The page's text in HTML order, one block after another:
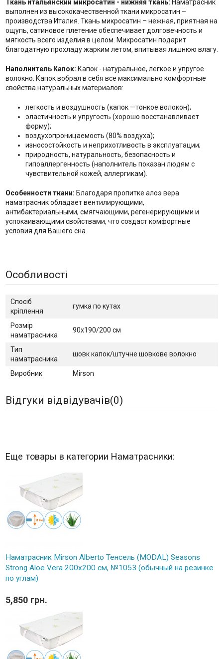
Ткань итальянский микросатин - нижняя ткань: Наматрасник
выполнен из высококачественной ткани микросатин –
производства Италия. Ткань микросатин – нежная, приятная на
ощупь, сатиновое плетение обеспечивает долговечность и
мягкость всего изделия в целом. Микросатин подарит
благодатную прохладу жарким летом, впитывая лишнюю влагу.
Наполнитель Капок: Капок - натуральное, легкое и упругое
волокно. Капок вобрал в себя все максимально комфортные
свойства натуральных материалов:
легкость и воздушность (капок —тонкое волокон);
эластичность и упругость (хорошо восстанавливает
форму);
воздухопроницаемость (80% воздуха);
износостойкость и неприхотливость в эксплуатации;
природность, натуральность, безопасность и
гипоаллергенность (наполнитель показан людям с
чувствительной кожей, аллергикам).
Особенности ткани: Благодаря пропитке алоэ вера
наматрасник обладает вентилирующими,
антибактериальными, смягчающими, регенерирующими и
успокаивающими свойствами, что создаст комфортные
условия для Вашего сна.
Особливості
Спосіб
кріплення
гумка по кутах
Розмір
наматрасника
90х190/200 см
Тип
наматрасника
шовк капок/штучне шовкове волокно
Виробник Mirson
Відгуки відвідувачів(0)
Еще товары в категории Наматрасники:
Наматрасник Mirson Alberto Тенсель (MODAL) Seasons
Strong Aloe Vera 200x200 см, №1053 (обычный на резинке
по углам)
5,850 грн.